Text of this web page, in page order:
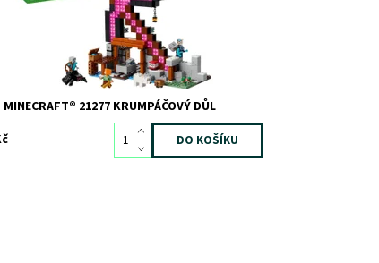
1
LEGO
MINECRAFT® 21277 KRUMPÁČOVÝ DŮL